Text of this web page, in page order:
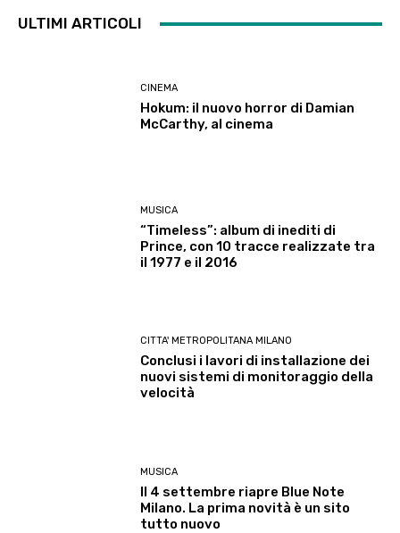
ULTIMI ARTICOLI
CINEMA
Hokum: il nuovo horror di Damian
McCarthy, al cinema
MUSICA
“Timeless”: album di inediti di
Prince, con 10 tracce realizzate tra
il 1977 e il 2016
CITTA' METROPOLITANA MILANO
Conclusi i lavori di installazione dei
nuovi sistemi di monitoraggio della
velocità
MUSICA
Il 4 settembre riapre Blue Note
Milano. La prima novità è un sito
tutto nuovo